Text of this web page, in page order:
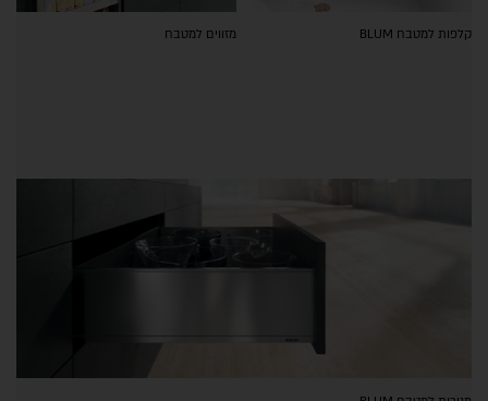
קלפות למטבח BLUM מזווים למטבח